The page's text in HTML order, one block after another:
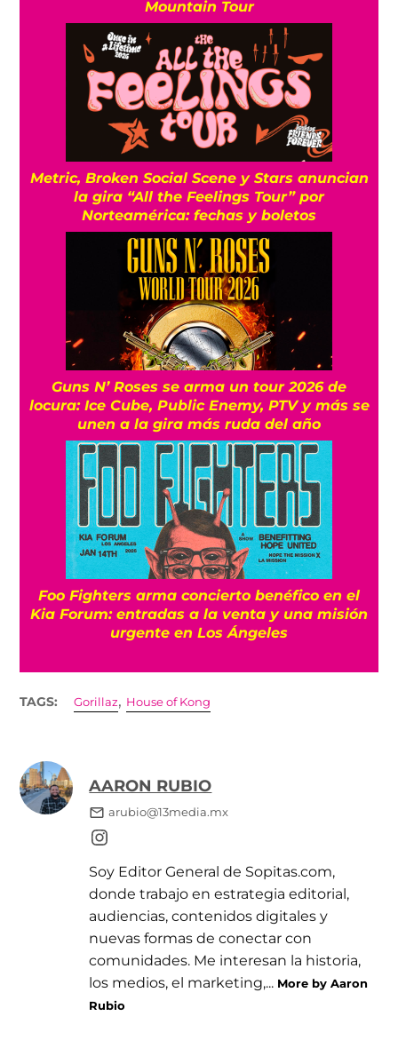
Mountain Tour
Metric, Broken Social Scene y Stars anuncian
la gira “All the Feelings Tour” por
Norteamérica: fechas y boletos
Guns N’ Roses se arma un tour 2026 de
locura: Ice Cube, Public Enemy, PTV y más se
unen a la gira más ruda del año
Foo Fighters arma concierto benéfico en el
Kia Forum: entradas a la venta y una misión
urgente en Los Ángeles
TAGS: Gorillaz, House of Kong
AARON RUBIO
arubio@13media.mx
Soy Editor General de Sopitas.com,
donde trabajo en estrategia editorial,
audiencias, contenidos digitales y
nuevas formas de conectar con
comunidades. Me interesan la historia,
los medios, el marketing,... More by Aaron
Rubio